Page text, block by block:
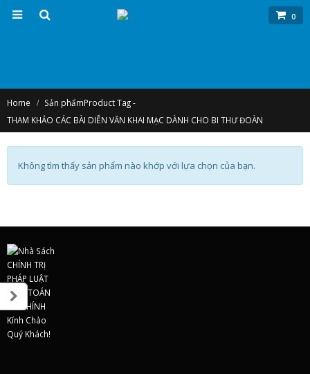
0
Home Sản phẩmProduct Tag -
THAM KHẢO CÁC BÀI DIỄN VĂN KHAI MẠC DÀNH CHO BI THƯ ĐOÀN
Không tìm thấy sản phẩm nào khớp với lựa chọn của bạn.